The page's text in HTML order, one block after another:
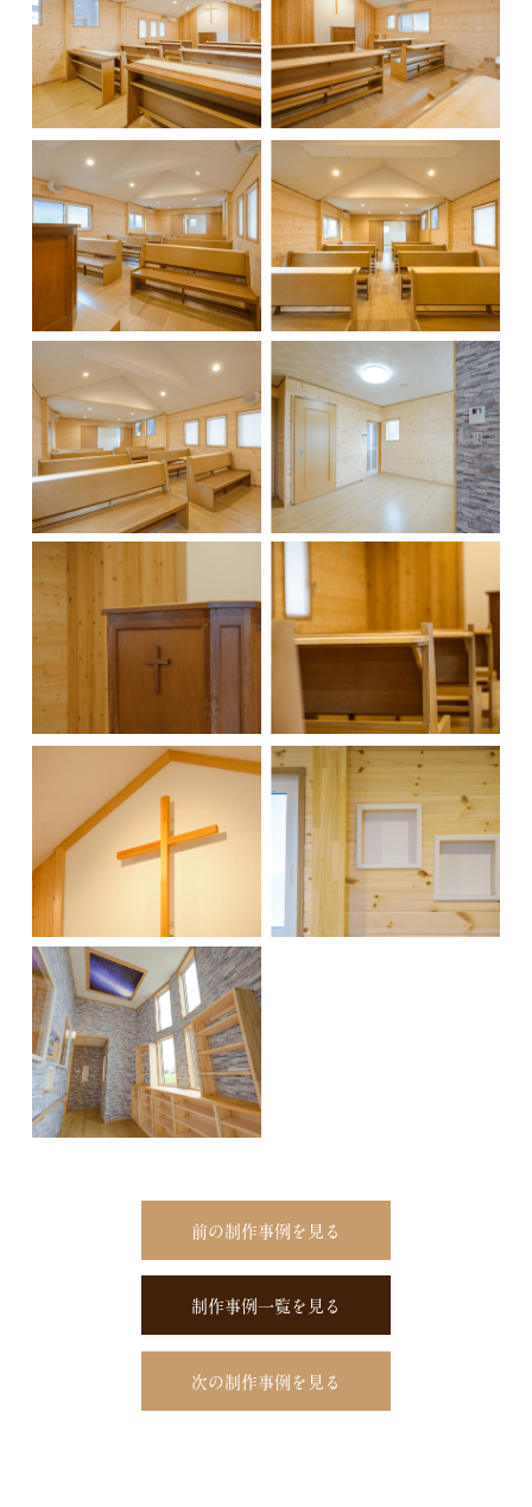
前の制作事例を見る
制作事例一覧を見る
次の制作事例を見る